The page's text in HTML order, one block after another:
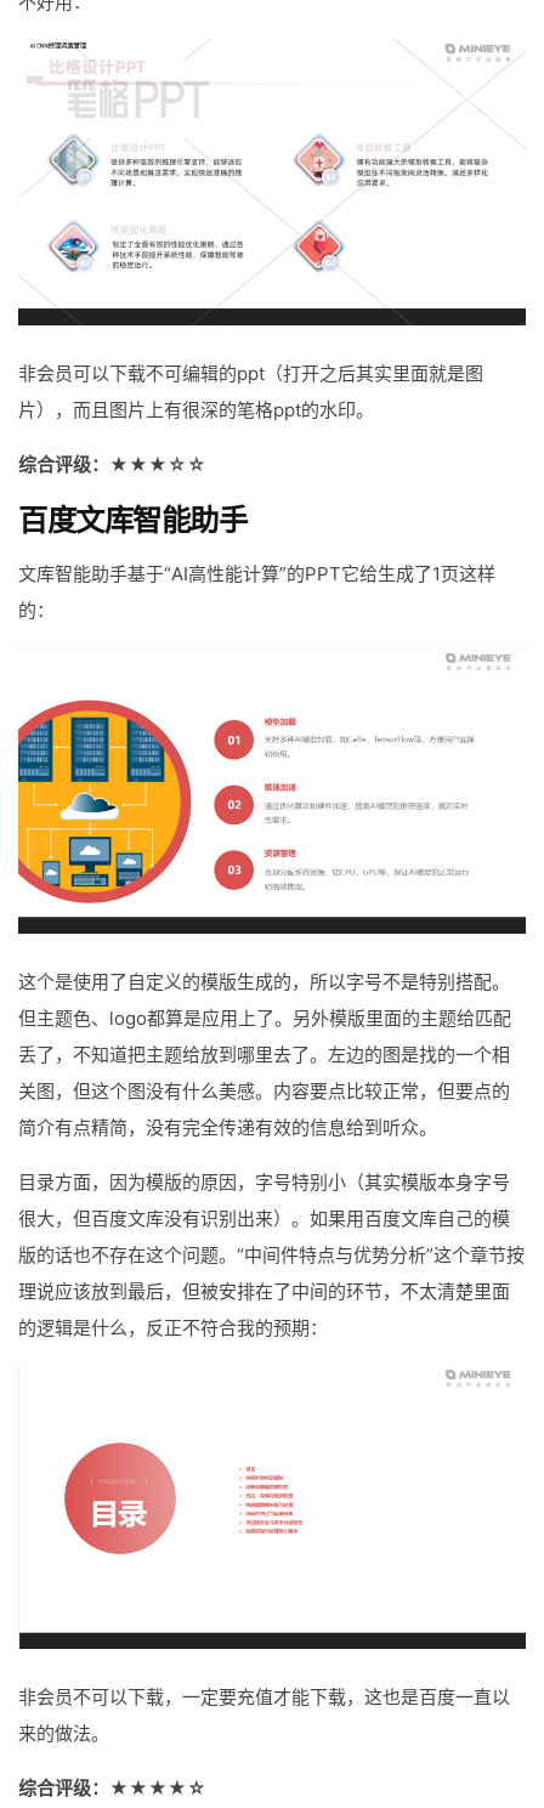
非会员可以下载不可编辑的ppt（打开之后其实里面就是图
片），而且图片上有很深的笔格ppt的水印。
综合评级：★★★☆☆
百度文库智能助手
文库智能助手基于“AI高性能计算”的PPT它给生成了1页这样
的：
这个是使用了自定义的模版生成的，所以字号不是特别搭配。
但主题色、logo都算是应用上了。另外模版里面的主题给匹配
丢了，不知道把主题给放到哪里去了。左边的图是找的一个相
关图，但这个图没有什么美感。内容要点比较正常，但要点的
简介有点精简，没有完全传递有效的信息给到听众。
目录方面，因为模版的原因，字号特别小（其实模版本身字号
很大，但百度文库没有识别出来）。如果用百度文库自己的模
版的话也不存在这个问题。“中间件特点与优势分析”这个章节按
理说应该放到最后，但被安排在了中间的环节，不太清楚里面
的逻辑是什么，反正不符合我的预期：
非会员不可以下载，一定要充值才能下载，这也是百度一直以
来的做法。
综合评级：★★★★☆